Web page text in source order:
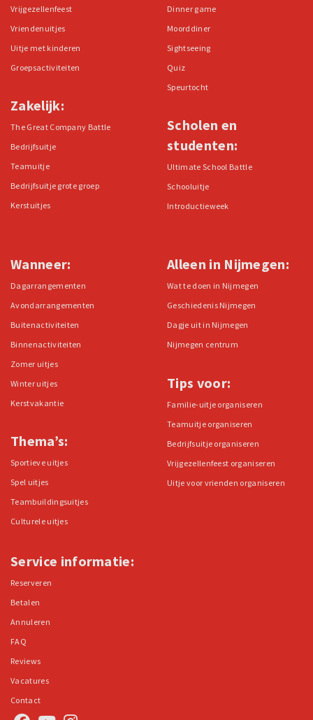
Vrijgezellenfeest
Vriendenuitjes
Uitje met kinderen
Groepsactiviteiten
Zakelijk:
The Great Company Battle
Bedrijfsuitje
Teamuitje
Bedrijfsuitje grote groep
Kerstuitjes
Dinner game
Moorddiner
Sightseeing
Quiz
Speurtocht
Scholen en
studenten:
Ultimate School Battle
Schooluitje
Introductieweek
Wanneer:
Dagarrangementen
Avondarrangementen
Buitenactiviteiten
Binnenactiviteiten
Zomer uitjes
Winter uitjes
Kerstvakantie
Thema’s:
Sportieve uitjes
Spel uitjes
Teambuildingsuitjes
Culturele uitjes
Alleen in Nijmegen:
Wat te doen in Nijmegen
Geschiedenis Nijmegen
Dagje uit in Nijmegen
Nijmegen centrum
Tips voor:
Familie-uitje organiseren
Teamuitje organiseren
Bedrijfsuitje organiseren
Vrijgezellenfeest organiseren
Uitje voor vrienden organiseren
Service informatie:
Reserveren
Betalen
Annuleren
FAQ
Reviews
Vacatures
Contact